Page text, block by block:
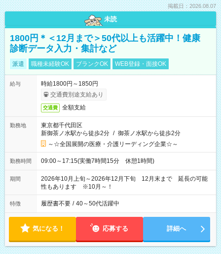
掲載日：2026.08.07
未読
1800円＊＜12月まで＞50代以上も活躍中！健康
診断データ入力・集計など
派遣 職種未経験OK ブランクOK WEB登録・面接OK
給与
時給1800円～1850円
交通費別途支給あり
交通費 全額支給
勤務地
東京都千代田区
新御茶ノ水駅から徒歩2分 / 御茶ノ水駅から徒歩2分
～☆全国展開の医療・介護リーディング企業☆～
勤務時間 09:00～17:15(実働7時間15分 休憩1時間)
期間
2026年10月上旬～2026年12月下旬 12月末まで 延長の可能
性もあります ※10月～！
特徴 履歴書不要 / 40～50代活躍中
気になる！ 応募する 詳細へ